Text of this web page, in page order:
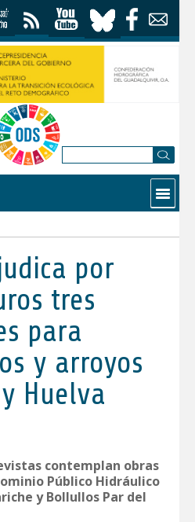
Contactar
por
tres
para
y arroyos
Huelva
contemplan obras
Público Hidráulico
y Bollullos Par del